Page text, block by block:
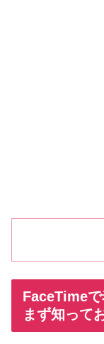
FaceTime
まず知って